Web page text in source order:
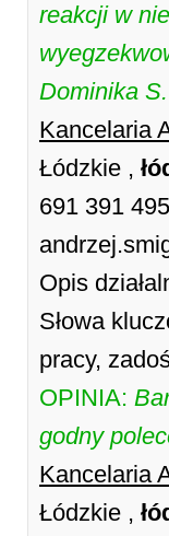
reakcji w
Dominika S.
Kancelaria
Łódzkie ,
691 391
Opis
Słowa
pracy,
OPINIA:
godny
Kancelaria
Łódzkie ,